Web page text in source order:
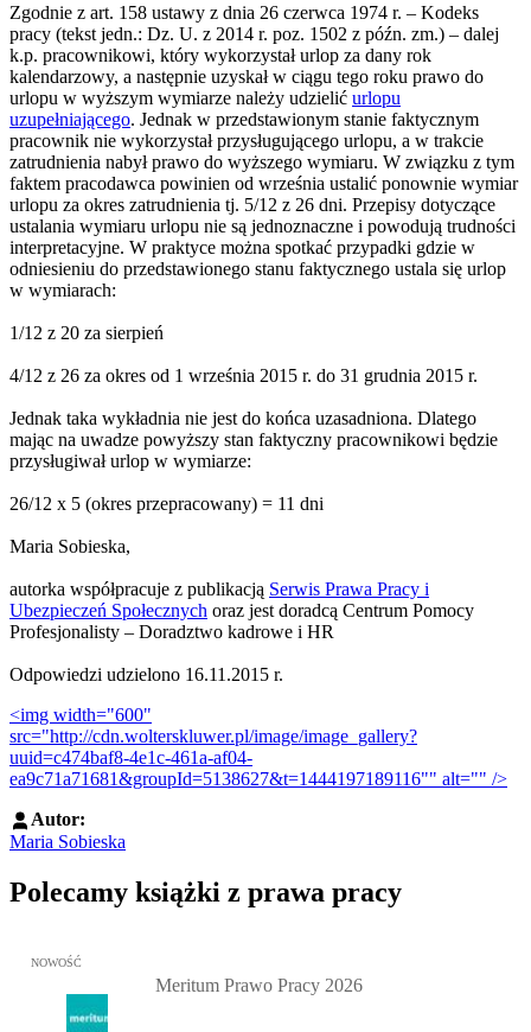
Zgodnie z art. 158 ustawy z dnia 26 czerwca 1974 r. – Kodeks
pracy (tekst jedn.: Dz. U. z 2014 r. poz. 1502 z późn. zm.) – dalej
k.p. pracownikowi, który wykorzystał urlop za dany rok
kalendarzowy, a następnie uzyskał w ciągu tego roku prawo do
urlopu w wyższym wymiarze należy udzielić urlopu
uzupełniającego. Jednak w przedstawionym stanie faktycznym
pracownik nie wykorzystał przysługującego urlopu, a w trakcie
zatrudnienia nabył prawo do wyższego wymiaru. W związku z tym
faktem pracodawca powinien od września ustalić ponownie wymiar
urlopu za okres zatrudnienia tj. 5/12 z 26 dni. Przepisy dotyczące
ustalania wymiaru urlopu nie są jednoznaczne i powodują trudności
interpretacyjne. W praktyce można spotkać przypadki gdzie w
odniesieniu do przedstawionego stanu faktycznego ustala się urlop
w wymiarach:
1/12 z 20 za sierpień
4/12 z 26 za okres od 1 września 2015 r. do 31 grudnia 2015 r.
Jednak taka wykładnia nie jest do końca uzasadniona. Dlatego
mając na uwadze powyższy stan faktyczny pracownikowi będzie
przysługiwał urlop w wymiarze:
26/12 x 5 (okres przepracowany) = 11 dni
Maria Sobieska,
autorka współpracuje z publikacją Serwis Prawa Pracy i
Ubezpieczeń Społecznych oraz jest doradcą Centrum Pomocy
Profesjonalisty – Doradztwo kadrowe i HR
Odpowiedzi udzielono 16.11.2015 r.
<img width="600"
src="http://cdn.wolterskluwer.pl/image/image_gallery?
uuid=c474baf8-4e1c-461a-af04-
ea9c71a71681&groupId=5138627&t=1444197189116"" alt="" />
Autor:
Maria Sobieska
Polecamy książki z prawa pracy
Przejdź do: Meritum Prawo Pracy 2026, Kazimierz Jaśkowski -
NOWOŚĆ
Meritum Prawo Pracy 2026